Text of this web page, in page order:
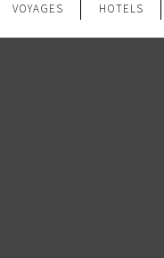
VOYAGES HOTELS